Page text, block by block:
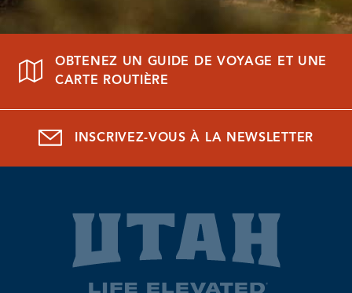
OBTENEZ UN GUIDE DE VOYAGE ET UNE
CARTE ROUTIÈRE
INSCRIVEZ-VOUS À LA NEWSLETTER